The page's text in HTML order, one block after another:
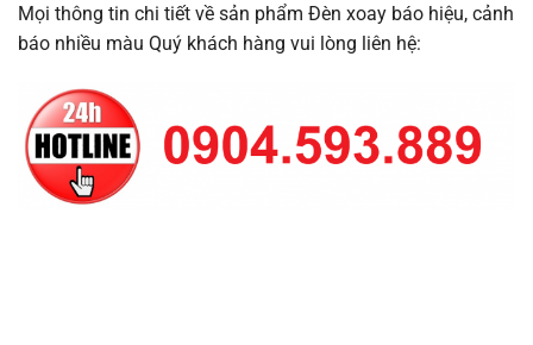
Mọi thông tin chi tiết về sản phẩm Đèn xoay báo hiệu, cảnh
báo nhiều màu Quý khách hàng vui lòng liên hệ: